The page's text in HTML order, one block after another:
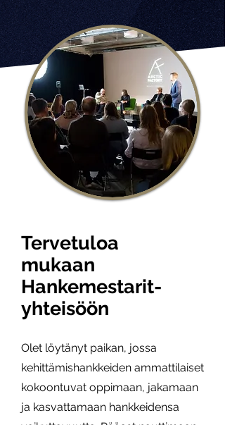
Tervetuloa
mukaan
Hankemestarit-
yhteisöön
Olet löytänyt paikan, jossa
kehittämishankkeiden ammattilaiset
kokoontuvat oppimaan, jakamaan
ja kasvattamaan hankkeidensa